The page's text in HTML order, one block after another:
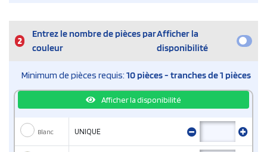
2
Entrez le nombre de pièces par
couleur
Afficher la
disponibilité
Minimum de pièces requis: 10 pièces - tranches de 1 pièces
Afficher la disponibilité
Blanc UNIQUE